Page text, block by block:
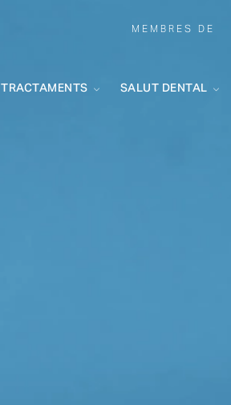
MEMBRES DE
TRACTAMENTS SALUT DENTAL